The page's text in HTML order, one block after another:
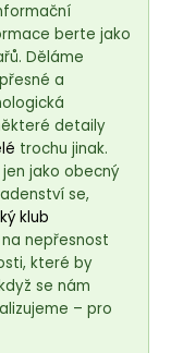
berte jako
Děláme
a
detaily
trochu jinak.
jako obecný
se,
klub
nepřesnost
které by
se nám
– pro